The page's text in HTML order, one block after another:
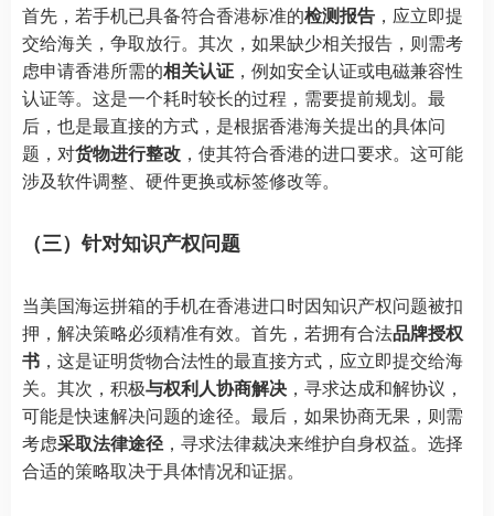
首先，若手机已具备符合香港标准的检测报告 ，应立即提
交给海关，争取放行。其次，如果缺少相关报告，则需考
虑申请香港所需的相关认证 ，例如安全认证或电磁兼容性
认证等。这是一个耗时较长的过程，需要提前规划。最
后，也是最直接的方式，是根据香港海关提出的具体问
题，对货物进行整改 ，使其符合香港的进口要求。这可能
涉及软件调整、硬件更换或标签修改等。
（三）针对知识产权问题
当美国海运拼箱的手机在香港进口时因知识产权问题被扣
押，解决策略必须精准有效。首先，若拥有合法品牌授权
书 ，这是证明货物合法性的最直接方式，应立即提交给海
关。其次，积极与权利人协商解决 ，寻求达成和解协议，
可能是快速解决问题的途径。最后，如果协商无果，则需
考虑采取法律途径，寻求法律裁决来维护自身权益。选择
合适的策略取决于具体情况和证据。